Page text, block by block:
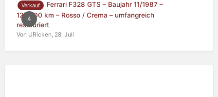
4
Verkauf
Ferrari F328 GTS – Baujahr 11/1987 –
125.000 km – Rosso / Crema – umfangreich
restauriert
Von URicken, 28. Juli